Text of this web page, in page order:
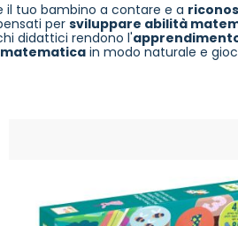
il tuo bambino a contare e a
per sviluppare abilità
didattici rendono l'
in modo naturale e